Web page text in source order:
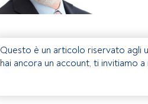
Questo è un articolo riservato agli
hai ancora un account, ti invitiamo